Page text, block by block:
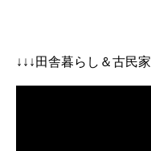
↓↓↓田舎暮らし＆古民